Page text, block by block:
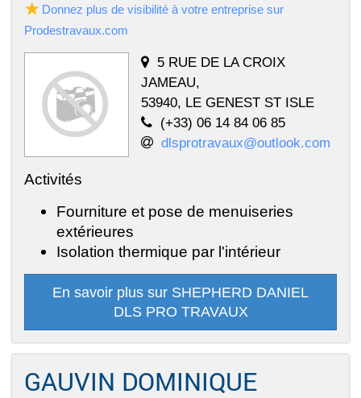
Donnez plus de visibilité à votre entreprise sur
Prodestravaux.com
5 RUE DE LA CROIX
JAMEAU,
53940, LE GENEST ST ISLE
(+33) 06 14 84 06 85
dlsprotravaux@outlook.com
Activités
Fourniture et pose de menuiseries
extérieures
Isolation thermique par l'intérieur
En savoir plus sur SHEPHERD DANIEL
DLS PRO TRAVAUX
GAUVIN DOMINIQUE